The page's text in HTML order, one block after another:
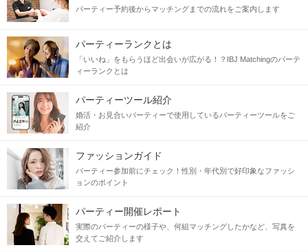
パーティー予約後からマッチングまでの流れをご案内します
パーティーランクとは
「いいね」をもらうほど出会いが広がる！？IBJ Matchingのパーテ
ィーランクとは
パーティーツール紹介
婚活・お見合いパーティーで使用しているパーティーツールをご
紹介
ファッションガイド
パーティー参加前にチェック！性別・年代別で好印象なファッシ
ョンのポイント
パーティー開催レポート
実際のパーティーの様子や、何組マッチングしたかなど、写真を
交えてご紹介します